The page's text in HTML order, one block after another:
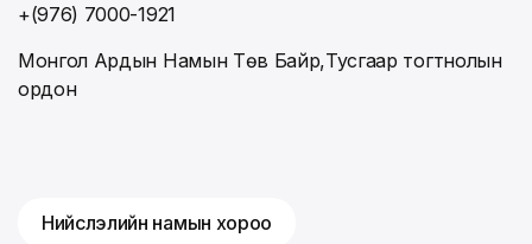
+(976) 7000-1921
Монгол Ардын Намын Төв Байр,Тусгаар тогтнолын
ордон
Нийслэлийн намын хороо